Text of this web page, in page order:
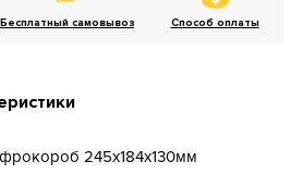
Бесплатный самовывоз Способ оплаты
245х184х130мм